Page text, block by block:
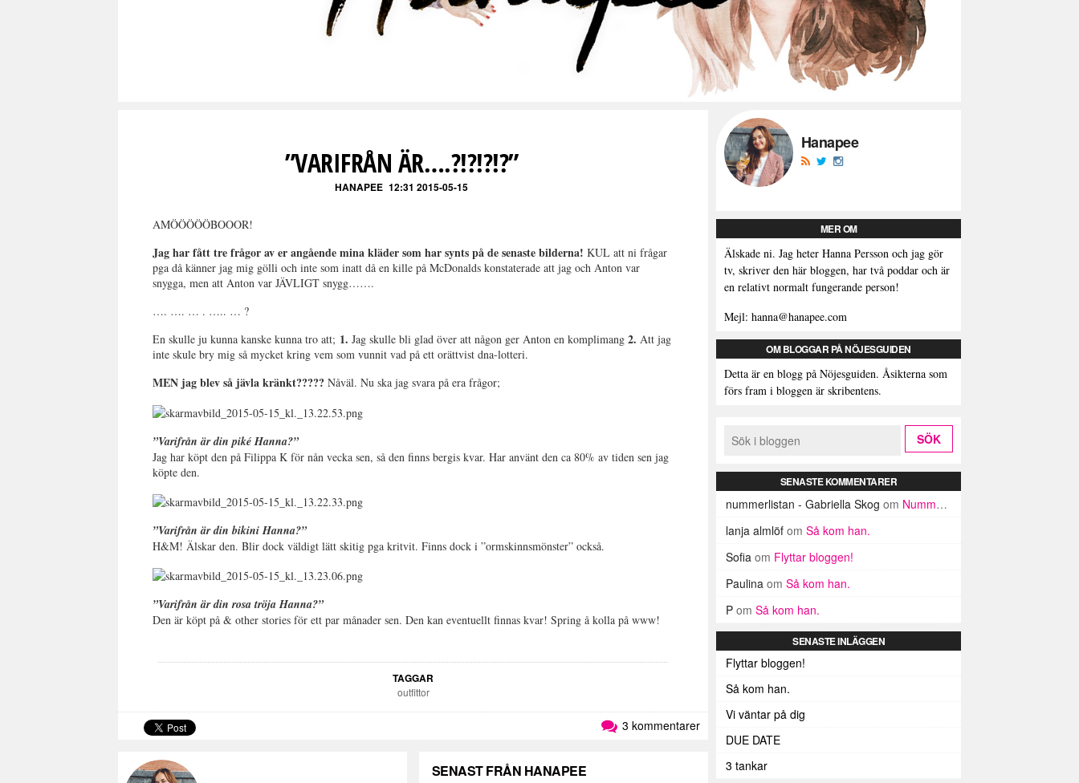
”VARIFRÅN ÄR….?!?!?!?”
HANAPEE 12:31 2015-05-15
AMÖÖÖÖÖBOOOR!
Jag har fått tre frågor av er angående mina kläder som har synts på de senaste bilderna!KUL att ni frågar
pga då känner jag mig gölli och inte som inatt då en kille på McDonalds konstaterade att jag och Anton var
snygga, men att Anton var JÄVLIGT snygg…….
…. …. … . ….. … ?
En skulle ju kunna kanske kunna tro att; 1.Jag skulle bli glad över att någon ger Anton en komplimang2.Att jag
inte skule bry mig så mycket kring vem som vunnit vad på ett orättvist dna-lotteri.
MEN jag blev så jävla kränkt????? Nåväl. Nu ska jag svara på era frågor;
”Varifrån är din piké Hanna?”
Jag har köpt den på Filippa K för nån vecka sen, så den finns bergis kvar. Har använt den ca 80% av tiden sen jag
köpte den.
”Varifrån är din bikini Hanna?”
H&M! Älskar den. Blir dock väldigt lätt skitig pga kritvit. Finns dock i ”ormskinnsmönster” också.
”Varifrån är din rosa tröja Hanna?”
Den är köpt på & other stories för ett par månader sen. Den kan eventuellt finnas kvar! Spring å kolla på www!
TAGGAR
outfittor
3 kommentarer
SENAST FRÅN HANAPEE
Hanapee
MER OM
Älskade ni. Jag heter Hanna Persson och jag gör
tv, skriver den här bloggen, har två poddar och är
en relativt normalt fungerande person!
Mejl: hanna@hanapee.com
OM BLOGGAR PÅ NÖJESGUIDEN
Detta är en blogg på Nöjesguiden. Åsikterna som
förs fram i bloggen är skribentens.
SENASTE KOMMENTARER
nummerlistan - Gabriella Skog om Nummerlistan
lanja almlöf om Så kom han.
Sofia om Flyttar bloggen!
Paulina om Så kom han.
P om Så kom han.
SENASTE INLÄGGEN
Flyttar bloggen!
Så kom han.
Vi väntar på dig
DUE DATE
3 tankar